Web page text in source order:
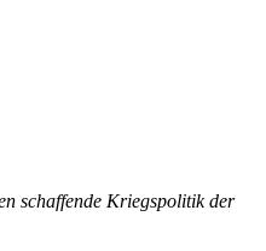
schaffende Kriegspolitik der